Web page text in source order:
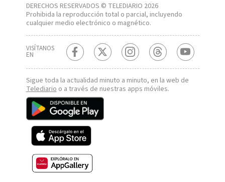
DERECHOS RESERVADOS © TELEDIARIO 2026
Prohibida la reproducción total o parcial, incluyendo
cualquier medio electrónico o magnético.
VISÍTANOS
EN
Sigue toda la actualidad minuto a minuto, en la web de
Telediario o a través de nuestras apps móviles.